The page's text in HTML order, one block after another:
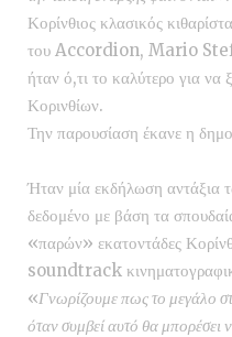
Κορίνθιος κλασικός
του Accordion, Mario
ήταν ό,τι το καλύτερο για να
Κορινθίων.
Την παρουσίαση έκανε η
Ήταν μία εκδήλωση αντάξια
δεδομένο με βάση τα
«παρών» εκατοντάδες
soundtrack
«Γνωρίζουμε πως το μεγάλο
όταν συμβεί αυτό θα μπορέσει